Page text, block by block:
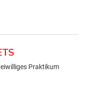
Praktikum